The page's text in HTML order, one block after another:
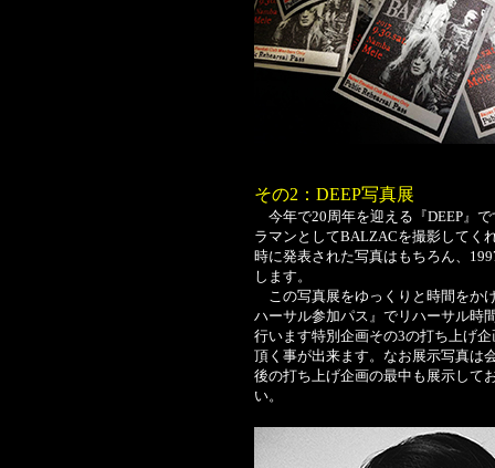
その2：DEEP写真展
今年で20周年を迎える『DEEP』
ラマンとしてBALZACを撮影してく
時に発表された写真はもちろん、
します。
この写真展をゆっくりと時間をか
ハーサル参加パス』でリハーサル時
行います特別企画その3の打ち上げ
頂く事が出来ます。なお展示写真は
後の打ち上げ企画の最中も展示して
い。